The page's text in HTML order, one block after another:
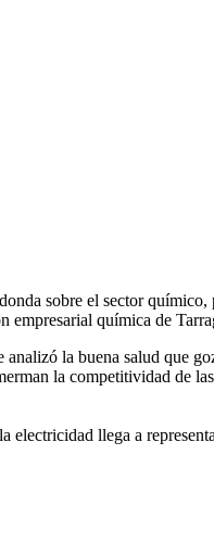
sobre el sector
empresarial química de
la buena salud que
la competitividad de
llega a